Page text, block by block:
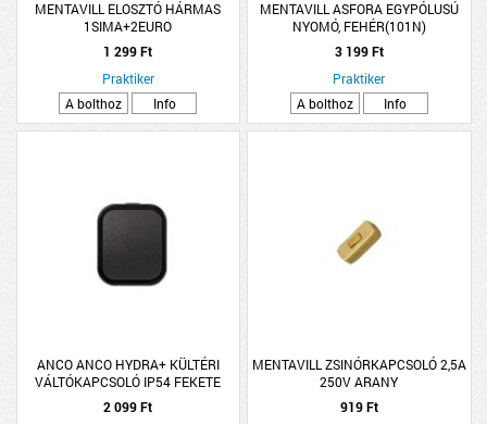
MENTAVILL ELOSZTÓ HÁRMAS
1SIMA+2EURO
1 299 Ft
Praktiker
A bolthoz
Info
MENTAVILL ASFORA EGYPÓLUSÚ
NYOMÓ, FEHÉR(101N)
PEPH0700121
3 199 Ft
Praktiker
A bolthoz
Info
ANCO ANCO HYDRA+ KÜLTÉRI
VÁLTÓKAPCSOLÓ IP54 FEKETE
2 099 Ft
MENTAVILL ZSINÓRKAPCSOLÓ 2,5A
250V ARANY
919 Ft